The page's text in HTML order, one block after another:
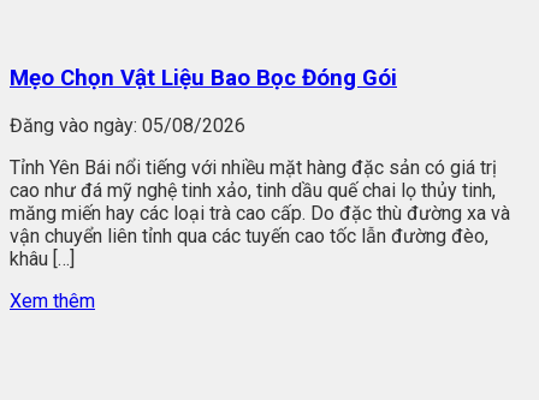
Mẹo Chọn Vật Liệu Bao Bọc Đóng Gói
Đăng vào ngày: 05/08/2026
Tỉnh Yên Bái nổi tiếng với nhiều mặt hàng đặc sản có giá trị
cao như đá mỹ nghệ tinh xảo, tinh dầu quế chai lọ thủy tinh,
măng miến hay các loại trà cao cấp. Do đặc thù đường xa và
vận chuyển liên tỉnh qua các tuyến cao tốc lẫn đường đèo,
khâu […]
Xem thêm